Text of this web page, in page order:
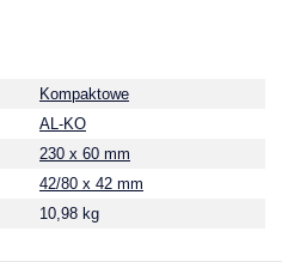
Kompaktowe
AL-KO
230 x 60 mm
42/80 x 42 mm
10,98 kg